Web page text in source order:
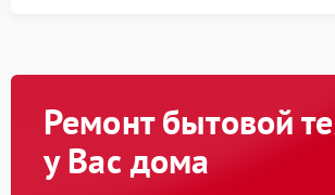
Ремонт бытовой
у Вас дома